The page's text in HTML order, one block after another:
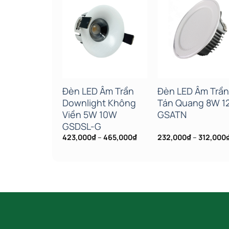
Add to wishlist
Đèn LED Âm Trần
Downlight Không
Viền 5W 10W
GSDSL-G
423,000₫– 465,000₫Khoảng
Add to
Đèn LED Âm Trần
Tán Quang 8W
GSATN
232,000₫– 312,000
Khoảng